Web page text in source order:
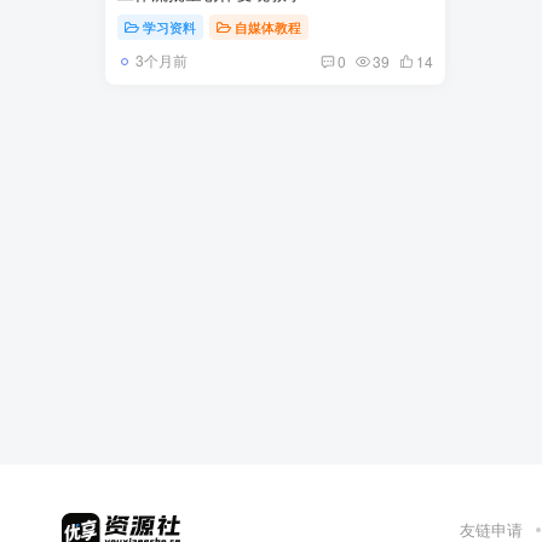
学习资料 自媒体教程
3个月前 0 39 14
友链申请